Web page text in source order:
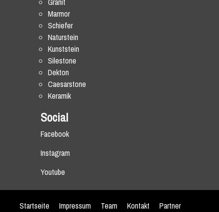
Marmor
Schiefer
Naturstein
Kunststein
Silestone
Dekton
Caesarstone
Keramik
Social
Facebook
Instagram
Youtube
Startseite Impressum Team Kontakt Partner